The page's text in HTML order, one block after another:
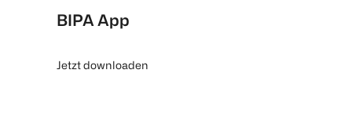
BIPA App
Jetzt downloaden